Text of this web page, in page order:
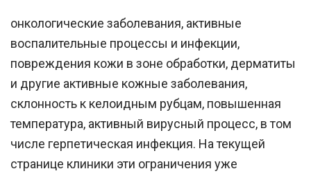
онкологические заболевания, активные
воспалительные процессы и инфекции,
повреждения кожи в зоне обработки, дерматиты
и другие активные кожные заболевания,
склонность к келоидным рубцам, повышенная
температура, активный вирусный процесс, в том
числе герпетическая инфекция. На текущей
странице клиники эти ограничения уже